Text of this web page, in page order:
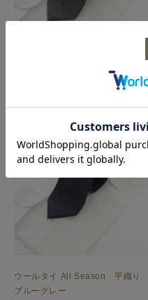
ウールタイ All Season バーズ
ウールタイ All Season 平織り
ブルーグレー